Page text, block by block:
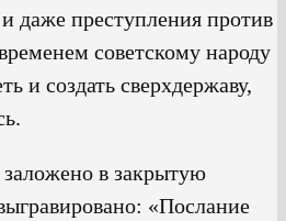
даже преступления против
советскому народу
и создать сверхдержаву,
в закрытую
«Послание